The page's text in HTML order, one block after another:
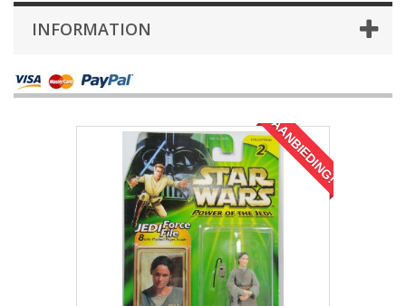
INFORMATION
AANBIEDING!